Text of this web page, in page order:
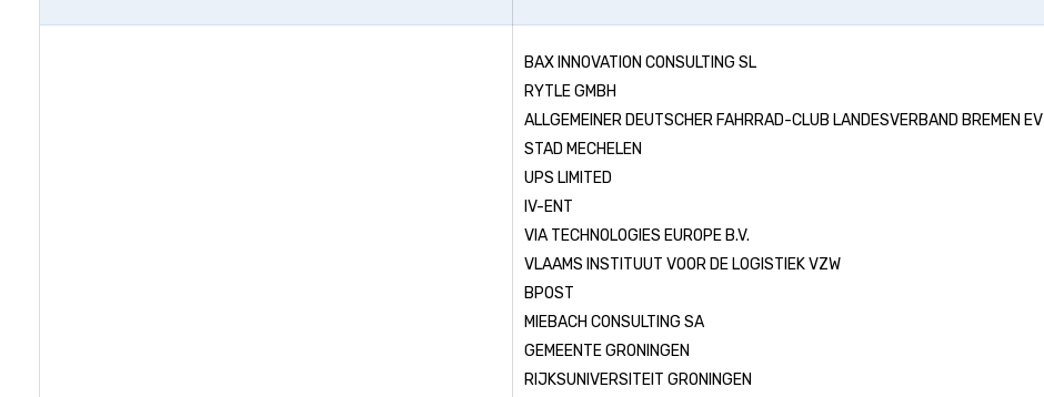
BAX INNOVATION CONSULTING SL
RYTLE GMBH
ALLGEMEINER DEUTSCHER FAHRRAD-CLUB LANDESVERBAND BREMEN EV
STAD MECHELEN
UPS LIMITED
IV-ENT
VIA TECHNOLOGIES EUROPE B.V.
VLAAMS INSTITUUT VOOR DE LOGISTIEK VZW
BPOST
MIEBACH CONSULTING SA
GEMEENTE GRONINGEN
RIJKSUNIVERSITEIT GRONINGEN